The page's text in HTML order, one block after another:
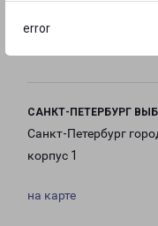
errorс 10:00 до
САНКТ-ПЕТЕРБУРГ
Санкт-Петербург
корпус 1
на карте